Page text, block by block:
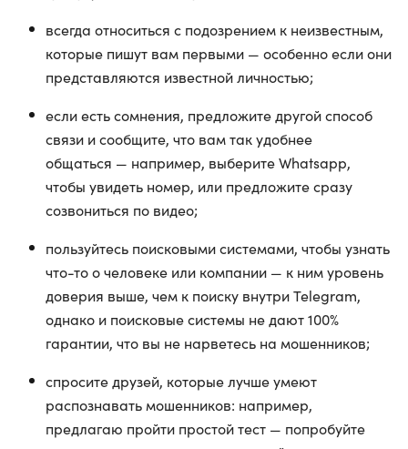
всегда относиться с подозрением к неизвестным,
которые пишут вам первыми — особенно если они
представляются известной личностью;
если есть сомнения, предложите другой способ
связи и сообщите, что вам так удобнее
общаться — например, выберите Whatsapp,
чтобы увидеть номер, или предложите сразу
созвониться по видео;
пользуйтесь поисковыми системами, чтобы узнать
что-то о человеке или компании — к ним уровень
доверия выше, чем к поиску внутри Telegram,
однако и поисковые системы не дают 100%
гарантии, что вы не нарветесь на мошенников;
спросите друзей, которые лучше умеют
распознавать мошенников: например,
предлагаю пройти простой тест — попробуйте